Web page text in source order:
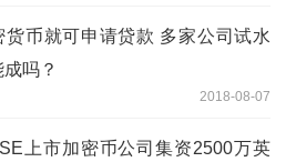
货币就可申请贷款 多家公司试水
吗？
2018-08-07
上市加密币公司集资2500万英